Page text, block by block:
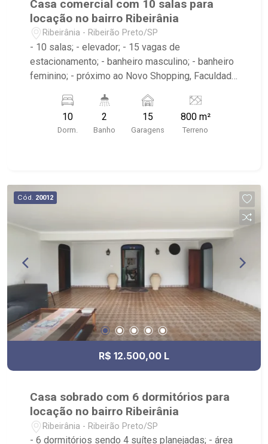
Casa comercial com 10 salas para
locação no bairro Ribeirânia
Ribeirânia - Ribeirão Preto/SP
- 10 salas; - elevador; - 15 vagas de
estacionamento; - banheiro masculino; - banheiro
feminino; - próximo ao Novo Shopping, Faculdade
10
Dorm.
2
Banho
15
Garagens
800 m²
Terreno
Cód. 20012
R$ 12.500,00 L
Casa sobrado com 6 dormitórios para
locação no bairro Ribeirânia
Ribeirânia - Ribeirão Preto/SP
- 6 dormitórios sendo 4 suítes planejadas; - área